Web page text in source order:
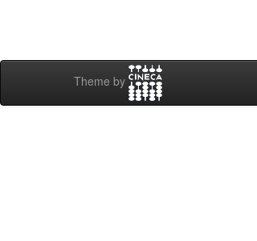
Theme by